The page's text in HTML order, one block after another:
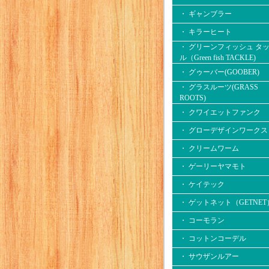
・ ギャンブラー
・ キラーヒート
・ グリーンフィッシュ タ
ル（Green fish TACKLE)
・ グゥーバー(GOOBER)
・ グラスルーツ(GRASS
ROOTS)
・ クワイエットファンク
・ グローデザインワークス
・ クリームワーム
・ ゲーリーヤマモト
・ ケイテック
・ ゲットネット（GETNET
・ コーモラン
・ コットンコーデル
・ サウザンルアー